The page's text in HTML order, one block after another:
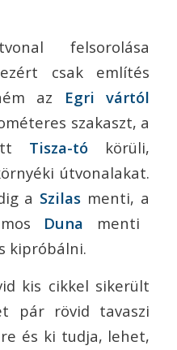
felsorolása
csak említés
az Egri vártól
szakaszt, a
Tisza-tó körüli,
útvonalakat.
a Szilas menti, a
Duna menti
kipróbálni.
kis cikkel sikerült
pár rövid tavaszi
és ki tudja, lehet,